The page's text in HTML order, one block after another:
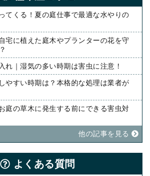
てくる！夏の庭仕事で最適な水やりの
宅に植えた庭木やプランターの花を守
れ｜湿気の多い時期は害虫に注意！
やすい時期は？本格的な処理は業者が
庭の草木に発生する前にできる害虫対
他の記事を⾒る
よくある質問